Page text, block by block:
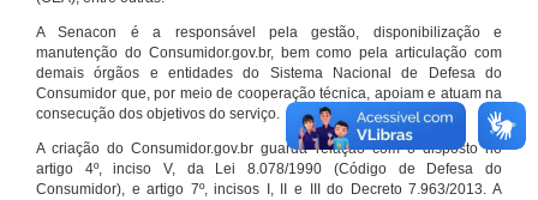
A Senacon é a responsável pela gestão, disponibilização e
manutenção do Consumidor.gov.br, bem como pela articulação com
demais órgãos e entidades do Sistema Nacional de Defesa do
Consumidor que, por meio de cooperação técnica, apoiam e atuam na
consecução dos objetivos do serviço.
A criação do Consumidor.gov.br guarda relação com o disposto no
artigo 4º, inciso V, da Lei 8.078/1990 (Código de Defesa do
Consumidor), e artigo 7º, incisos I, II e III do Decreto 7.963/2013. A